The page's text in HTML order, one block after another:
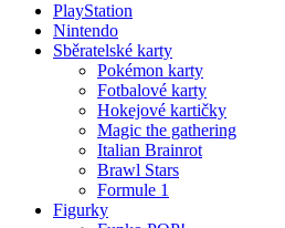
PlayStation
Nintendo
Sběratelské karty
Pokémon karty
Fotbalové karty
Hokejové kartičky
Magic the gathering
Italian Brainrot
Brawl Stars
Formule 1
Figurky